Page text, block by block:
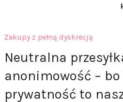
Zakupy z pełną dyskrecją
Neutralna
anonimowość – bo
prywatność to